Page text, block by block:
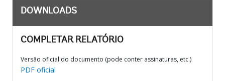
DOWNLOADS
COMPLETAR RELATÓRIO
Versão oficial do documento (pode conter assinaturas, etc.)
PDF oficial